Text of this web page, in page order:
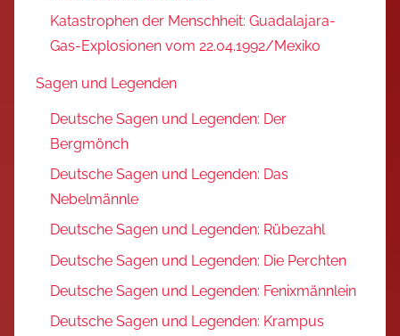
Katastrophen der Menschheit: Guadalajara-
Gas-Explosionen vom 22.04.1992/Mexiko
Sagen und Legenden
Deutsche Sagen und Legenden: Der
Bergmönch
Deutsche Sagen und Legenden: Das
Nebelmännle
Deutsche Sagen und Legenden: Rübezahl
Deutsche Sagen und Legenden: Die Perchten
Deutsche Sagen und Legenden: Fenixmännlein
Deutsche Sagen und Legenden: Krampus